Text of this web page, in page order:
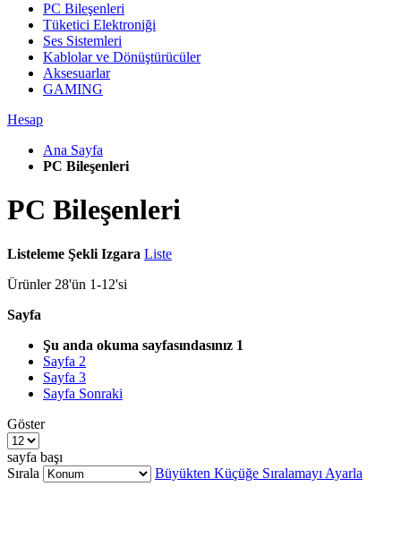
PC Bileşenleri
Tüketici Elektroniği
Ses Sistemleri
Kablolar ve Dönüştürücüler
Aksesuarlar
GAMING
Hesap
Ana Sayfa
PC Bileşenleri
PC Bileşenleri
Listeleme Şekli Izgara Liste
Ürünler 28'ün 1-12'si
Sayfa
Şu anda okuma sayfasındasınız 1
Sayfa 2
Sayfa 3
Sayfa Sonraki
Göster
sayfa başı
Sırala
Büyükten Küçüğe Sıralamayı Ayarla